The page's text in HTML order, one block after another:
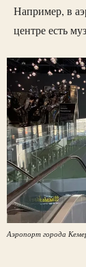
Например, в
центре есть
Аэропорт города